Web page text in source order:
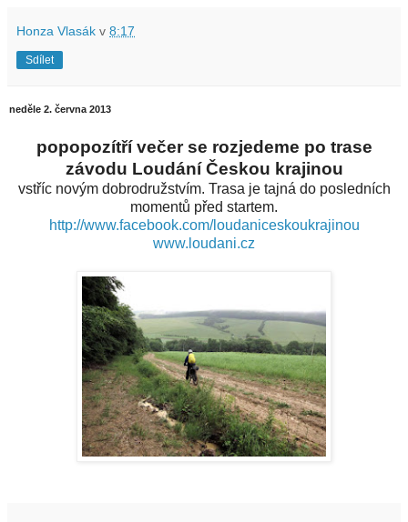
Honza Vlasák v 8:17
Sdílet
neděle 2. června 2013
popopozítří večer se rozjedeme po trase
závodu Loudání Českou krajinou
vstříc novým dobrodružstvím. Trasa je tajná do posledních
momentů před startem.
http://www.facebook.com/loudaniceskoukrajinou
www.loudani.cz